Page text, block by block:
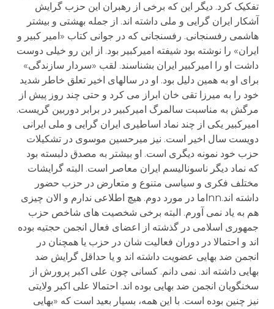
تفکیک کرد. دیگر این که برخی از رهبران این حزب گرایش
آشکار ایران گرایی و ملی داشته اند. از جمله بهشتی و بیشتر
هاشمی رفسنجانی. رفسنجانی که در جوانی کتاب «امیر کبیر و
ایران» را نوشته بود شیفته امیرکبیر بود. از این رو خیلی دوست
داشت او را امیرکبیر ایران بشناسند. لقب «سردار سازندگی»
برای او به همین دلیل بود. او در سالهای اخیر تعلق خاطر شدید
خود را به میرزا تقی خان ابراز می کرد و حتی چند روز پیش از
مرگش به مناسبت سالمرگ امیرکبیر در برابر دوربین گریست.
امیرکبیر یکی از چند نماد اساطیری ایران گرایی و ملی ایرانی
دویست سال اخیر است. نیز میرحسین موسوی در تشکیلات
حزب خود نمونه دیگری است. او بیشتر به مصدق دلبسته بود
که نماد دیگر ناسونالیسم ایران معاصر است. البته گرایشات
مختلف فکری و سیاسی متنوع و متعارض در حزب حضور
داشته اند.nnاما در مورد دوم. هیچ اطلاعی ندارم و الان چیزی
هم به یاد نمی آورم. البته برخی شخصیت های شاخص حزب
جمهوری اسلامی در گذشته از اعضای فعال انجمن حجتیه بوده
اند و احتمالا در دوران فعالیت شان در حزب یا همچنان در
انجمن ضد بهایی عضویت داشته اند و یا حداقل گرایش ضد
بهایی داشته اند. نمی دانم. کسانی چون علی اکبر پرورش از
سخنگویان انجمن ضد بهایی بوده اند. احتمالا علی اکبر ولایتی
نیز چنین بوده است. با این همه، بسیار بعید است که «بهایی